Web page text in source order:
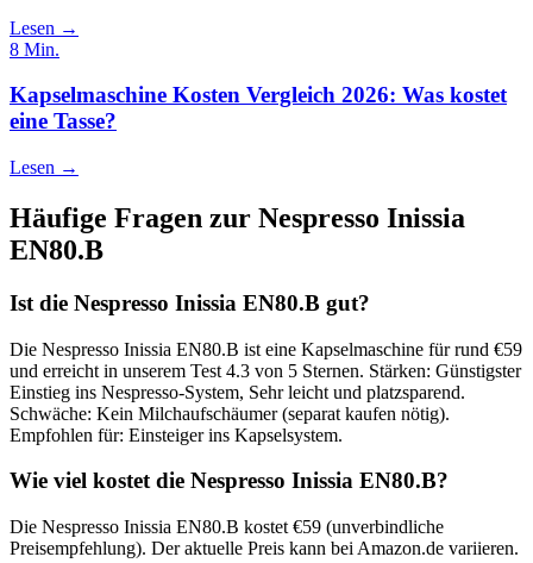
Lesen →
8 Min.
Kapselmaschine Kosten Vergleich 2026: Was kostet
eine Tasse?
Lesen →
Häufige Fragen zur Nespresso Inissia
EN80.B
Ist die Nespresso Inissia EN80.B gut?
Die Nespresso Inissia EN80.B ist eine Kapselmaschine für rund €59
und erreicht in unserem Test 4.3 von 5 Sternen. Stärken: Günstigster
Einstieg ins Nespresso-System, Sehr leicht und platzsparend.
Schwäche: Kein Milchaufschäumer (separat kaufen nötig).
Empfohlen für: Einsteiger ins Kapselsystem.
Wie viel kostet die Nespresso Inissia EN80.B?
Die Nespresso Inissia EN80.B kostet €59 (unverbindliche
Preisempfehlung). Der aktuelle Preis kann bei Amazon.de variieren.